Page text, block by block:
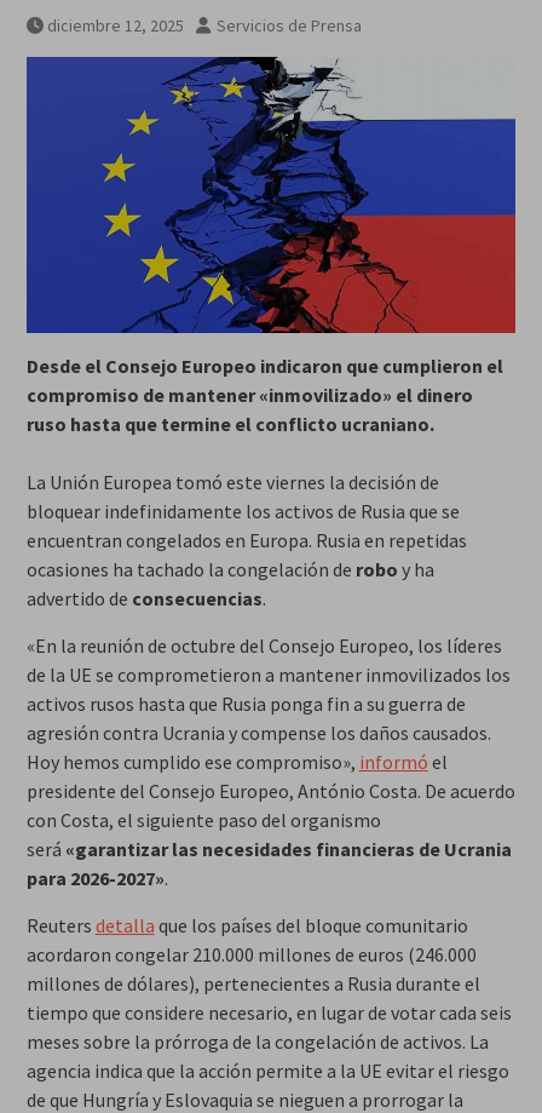
diciembre 12, 2025 Servicios de Prensa
Desde el Consejo Europeo indicaron que cumplieron el
compromiso de mantener «inmovilizado» el dinero
ruso hasta que termine el conflicto ucraniano.
La Unión Europea tomó este viernes la decisión de
bloquear indefinidamente los activos de Rusia que se
encuentran congelados en Europa. Rusia en repetidas
ocasiones ha tachado la congelación de robo y ha
advertido de consecuencias.
«En la reunión de octubre del Consejo Europeo, los líderes
de la UE se comprometieron a mantener inmovilizados los
activos rusos hasta que Rusia ponga fin a su guerra de
agresión contra Ucrania y compense los daños causados.
Hoy hemos cumplido ese compromiso», informó el
presidente del Consejo Europeo, António Costa. De acuerdo
con Costa, el siguiente paso del organismo
será «garantizar las necesidades financieras de Ucrania
para 2026-2027».
Reuters detalla que los países del bloque comunitario
acordaron congelar 210.000 millones de euros (246.000
millones de dólares), pertenecientes a Rusia durante el
tiempo que considere necesario, en lugar de votar cada seis
meses sobre la prórroga de la congelación de activos. La
agencia indica que la acción permite a la UE evitar el riesgo
de que Hungría y Eslovaquia se nieguen a prorrogar la